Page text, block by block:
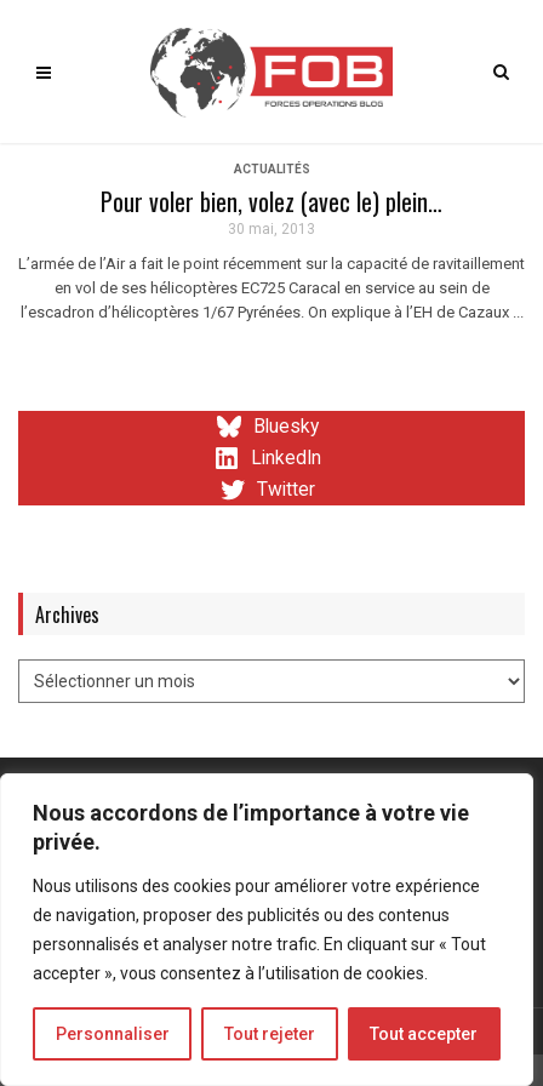
Nous accordons de l’importance à votre vie
privée.
Nous utilisons des cookies pour améliorer votre expérience
de navigation, proposer des publicités ou des contenus
personnalisés et analyser notre trafic. En cliquant sur « Tout
accepter », vous consentez à l’utilisation de cookies.
Personnaliser Tout rejeter Tout accepter
ACTUALITÉS
Pour voler bien, volez (avec le) plein…
30 mai, 2013
L’armée de l’Air a fait le point récemment sur la capacité de ravitaillement
en vol de ses hélicoptères EC725 Caracal en service au sein de
l’escadron d’hélicoptères 1/67 Pyrénées. On explique à l’EH de Cazaux ...
Bluesky
LinkedIn
Twitter
Archives
Bluesky
LinkedIn
Twitter
© Forces Operations Blog - 2022